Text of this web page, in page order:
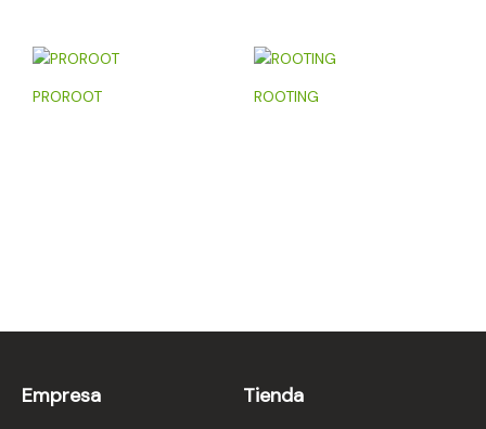
PROROOT ROOTING
Empresa Tienda